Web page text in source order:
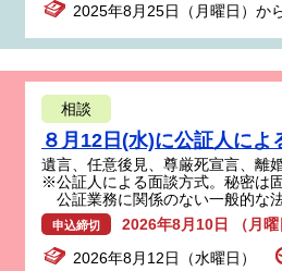
2025年8月25日（月曜日）か
相談
８月12日(水)に公証人に
遺言、任意後見、尊厳死宣言、離
※公証人による面談方式。秘密は
公証業務に関係のない一般的な
申込締切
2026年8月10日 （月曜
2026年8月12日（水曜日）